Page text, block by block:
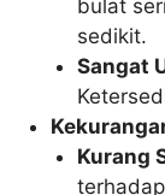
bulat
sedikit.
Sangat
Kurang